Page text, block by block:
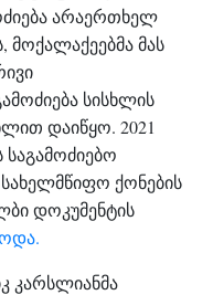
არაერთხელ
მას
სისხლის
დაიწყო. 2021
სახელმწიფო ქონების
დოკუმენტის
კარსლიანმა